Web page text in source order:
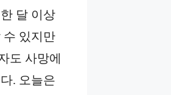
달 이상
수 있지만
도 사망에
. 오늘은